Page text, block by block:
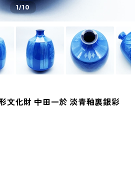
1/10
文化財 中田一於 淡青釉裏銀彩